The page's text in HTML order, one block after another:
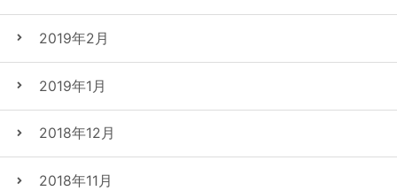
2019年2月
2019年1月
2018年12月
2018年11月